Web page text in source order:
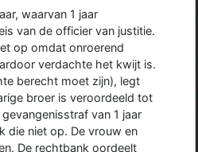
waarvan 1 jaar
van de officier van justitie.
op omdat onroerend
verdachte het kwijt is.
berecht moet zijn), legt
broer is veroordeeld tot
van 1 jaar
die niet op. De vrouw en
De rechtbank oordeelt